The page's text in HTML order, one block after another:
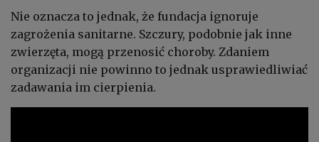
Nie oznacza to jednak, że fundacja ignoruje
zagrożenia sanitarne. Szczury, podobnie jak inne
zwierzęta, mogą przenosić choroby. Zdaniem
organizacji nie powinno to jednak usprawiedliwiać
zadawania im cierpienia.